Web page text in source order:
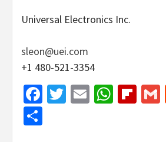
Universal Electronics Inc.
sleon@uei.com
+1 480-521-3354
Facebook
Twitter
Email